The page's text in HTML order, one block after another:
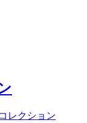
レクション